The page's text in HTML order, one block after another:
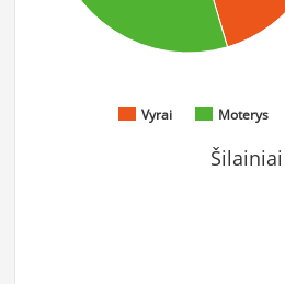
Vyrai Moterys
Šilainiai